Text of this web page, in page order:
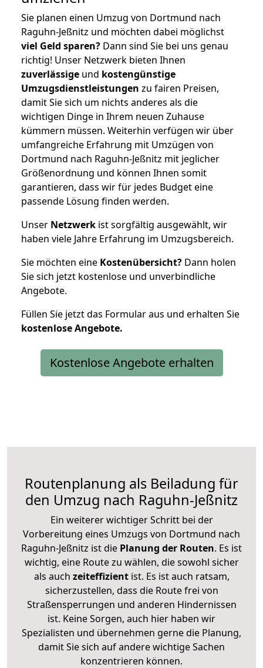
Sie planen einen Umzug von Dortmund nach
Raguhn-Jeßnitz und möchten dabei möglichst
viel Geld sparen? Dann sind Sie bei uns genau
richtig! Unser Netzwerk bieten Ihnen
zuverlässige und kostengünstige
Umzugsdienstleistungen zu fairen Preisen,
damit Sie sich um nichts anderes als die
wichtigen Dinge in Ihrem neuen Zuhause
kümmern müssen. Weiterhin verfügen wir über
umfangreiche Erfahrung mit Umzügen von
Dortmund nach Raguhn-Jeßnitz mit jeglicher
Größenordnung und können Ihnen somit
garantieren, dass wir für jedes Budget eine
passende Lösung finden werden.
Unser Netzwerk ist sorgfältig ausgewählt, wir
haben viele Jahre Erfahrung im Umzugsbereich.
Sie möchten eine Kostenübersicht? Dann holen
Sie sich jetzt kostenlose und unverbindliche
Angebote.
Füllen Sie jetzt das Formular aus und erhalten Sie
kostenloseAngebote.
Kostenlose Angebote erhalten
Routenplanung als Beiladung für
den Umzug nach Raguhn-Jeßnitz
Ein weiterer wichtiger Schritt bei der
Vorbereitung eines Umzugs von Dortmund nach
Raguhn-Jeßnitz ist die Planung der Routen. Es ist
wichtig, eine Route zu wählen, die sowohl sicher
als auch zeiteffizientist. Es ist auch ratsam,
sicherzustellen, dass die Route frei von
Straßensperrungen und anderen Hindernissen
ist. Keine Sorgen, auch hier haben wir
Spezialisten und übernehmen gerne die Planung,
damit Sie sich auf andere wichtige Sachen
konzentrieren können.